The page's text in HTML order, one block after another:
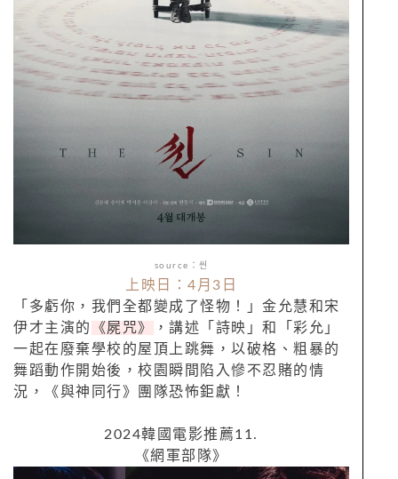
source：씬
上映日：4月3日
「多虧你，我們全都變成了怪物！」金允慧和宋
伊才主演的
《屍咒》
，講述「詩映」和「彩允」
一起在廢棄學校的屋頂上跳舞，以破格、粗暴的
舞蹈動作開始後，校園瞬間陷入慘不忍賭的情
況，《與神同行》團隊恐怖鉅獻！
2024韓國電影推薦11.
《網軍部隊》